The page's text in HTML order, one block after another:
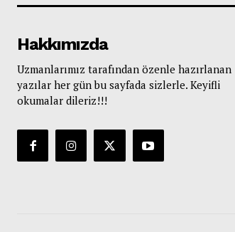
Hakkımızda
Uzmanlarımız tarafından özenle hazırlanan
yazılar her gün bu sayfada sizlerle. Keyifli
okumalar dileriz!!!